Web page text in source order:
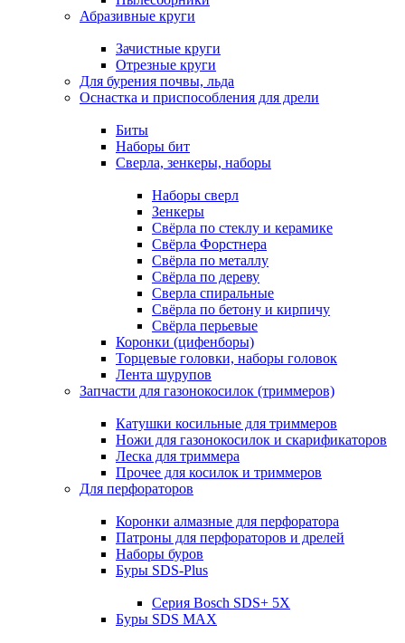
Абразивные круги
Зачистные круги
Отрезные круги
Для бурения почвы, льда
Оснастка и приспособления для дрели
Биты
Наборы бит
Сверла, зенкеры, наборы
Наборы сверл
Зенкеры
Свёрла по стеклу и керамике
Свёрла Форстнера
Свёрла по металлу
Свёрла по дереву
Сверла спиральные
Свёрла по бетону и кирпичу
Свёрла перьевые
Коронки (цифенборы)
Торцевые головки, наборы головок
Лента шурупов
Запчасти для газонокосилок (триммеров)
Катушки косильные для триммеров
Ножи для газонокосилок и скарификаторов
Леска для триммера
Прочее для косилок и триммеров
Для перфораторов
Коронки алмазные для перфоратора
Патроны для перфораторов и дрелей
Наборы буров
Буры SDS-Plus
Серия Bosch SDS+ 5X
Буры SDS MAX